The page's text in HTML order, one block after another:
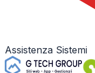
Assistenza Sistemi